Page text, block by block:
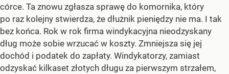
córce. Ta znowu zgłasza sprawę do komornika, który
po raz kolejny stwierdza, że dłużnik pieniędzy nie ma. I tak
bez końca. Rok w rok firma windykacyjna nieodzyskany
dług może sobie wrzucać w koszty. Zmniejsza się jej
dochód i podatek do zapłaty. Windykatorzy, zamiast
odzyskać kilkaset złotych długu za pierwszym strzałem,